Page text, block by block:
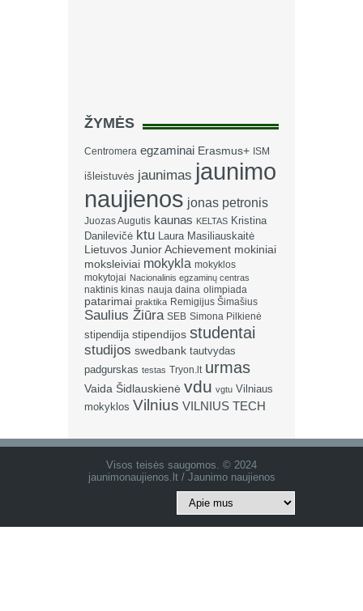
ŽYMĖS
Centromera egzaminai Erasmus+ ISM
išleistuvės jaunimas jaunimo
naujienos jonas petronis
Juozas Augutis kaunas KELTAS Kristina
Danilevičė ktu Laura Masiliauskaitė
Lietuvos Junior Achievement mokiniai
moksleiviai mokykla mokyklos
mokytojai Nacionalinis egzaminų centras
naktinis kinas nauja daina olimpiada
patarimai praktika Remigijus Šimašius
Saulius Žiūra SEB Simona Pilkienė
stipendija stipendijos studentai
studijos swedbank tautvydas
padgurskas testas Tryon.lt urmas
Vaida Šidlauskienė vdu vgtu Vilniaus
mokyklos Vilnius VILNIUS TECH
Visos teisės saugomos. © 2024
jaunimonaujienos.lt / Jaunimo naujienos